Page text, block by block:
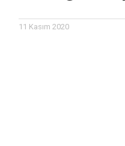
11 Kasım 2020